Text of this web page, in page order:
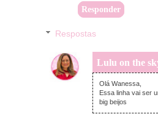
Responder
Respostas
Lulu on the
Olá Wanessa,
Essa linha vai ser
big beijos